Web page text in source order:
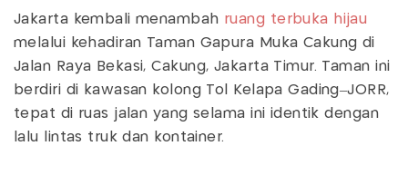
Jakarta kembali menambah ruang terbuka hijau
melalui kehadiran Taman Gapura Muka Cakung di
Jalan Raya Bekasi, Cakung, Jakarta Timur. Taman ini
berdiri di kawasan kolong Tol Kelapa Gading–JORR,
tepat di ruas jalan yang selama ini identik dengan
lalu lintas truk dan kontainer.